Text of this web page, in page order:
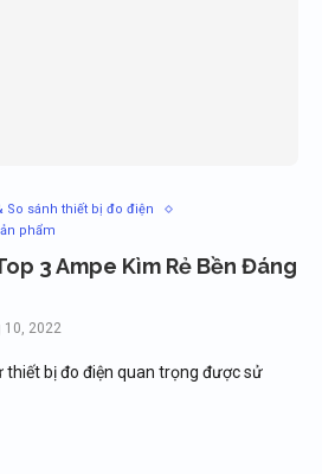
So sánh thiết bị đo điện
phẩm
3 Ampe Kìm Rẻ Bền Đáng
10, 2022
bị đo điện quan trọng được sử